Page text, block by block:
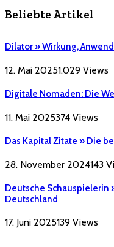
Beliebte Artikel
Dilator » Wirkung,
12. Mai 20251.029 Views
Digitale Nomaden: Die
11. Mai 2025374 Views
Das Kapital Zitate » Die
28. November 2024143
Deutsche Schauspielerin
Deutschland
17. Juni 2025139 Views